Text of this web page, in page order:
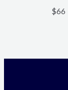
$66